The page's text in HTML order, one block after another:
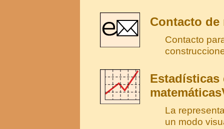
Contacto de
Contacto
Estadísticas
La
un modo